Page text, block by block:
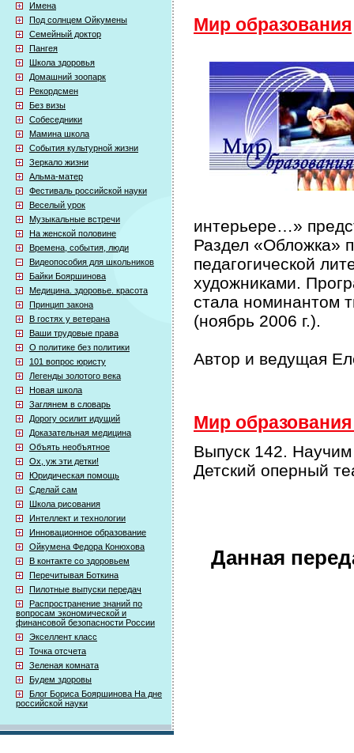
Имена
Под солнцем Ойкумены
Семейный доктор
Пангея
Школа здоровья
Домашний зоопарк
Рекордсмен
Без визы
Собеседники
Мамина школа
События культурной жизни
Зеркало жизни
Альма-матер
Фестиваль российской науки
Веселый урок
Музыкальные встречи
На женской половине
Времена, события, люди
Видеопособия для школьников
Байки Бояршинова
Медицина. здоровье. красота
Принцип закона
В гостях у ветерана
Ваши трудовые права
О политике без политики
101 вопрос юристу
Легенды золотого века
Новая школа
Заглянем в словарь
Дорогу осилит идущий
Доказательная медицина
Объять необъятное
Ох, уж эти детки!
Юридическая помощь
Сделай сам
Школа рисования
Интеллект и технологии
Инновационное образование
Ойкумена Федора Конюхова
В контакте со здоровьем
Перечитывая Боткина
Пилотные выпуски передач
Распространение знаний по
вопросам экономической и
финансовой безопасности России
Экселлент класс
Точка отсчета
Зеленая комната
Будем здоровы
Блог Бориса Бояршинова На дне
российской науки
Мир образования
интерьере…»
Раздел «Обложка»
педагогической
художниками.
стала номинантом
(ноябрь 2006 г.).
Автор и ведущая
Мир
Выпуск 142.
Детский оперный
Данная